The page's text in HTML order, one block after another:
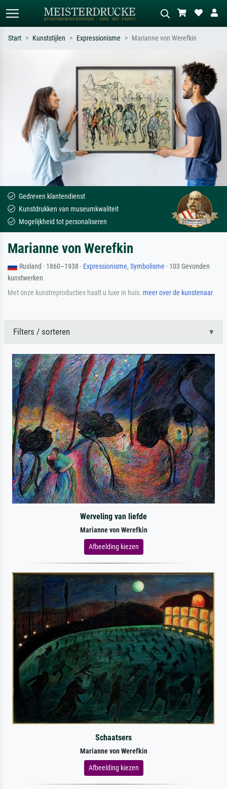
Zoek op kunstenaar, titel of stijl – bijv.
Monet, Sterrennacht, impressionisme,
Hokusai-golf, naakt.
Beschrijf de scène – bijv. groene
weide, abstract met veel rood, donker
olieverfschilderij, staand naakt naast
een boom.
Start Kunststijlen Expressionisme Marianne von Werefkin
Gedreven klantendienst
Kunstdrukken van museumkwaliteit
Mogelijkheid tot personaliseren
Marianne von Werefkin
Rusland · 1860–1938 · Expressionisme,Symbolisme · 103 Gevonden
kunstwerken
Met onze kunstreproducties haalt u luxe in huis. meer over de kunstenaar
Filters / sorteren
Werveling van liefde
Marianne von Werefkin
Afbeelding kiezen
Schaatsers
Marianne von Werefkin
Afbeelding kiezen